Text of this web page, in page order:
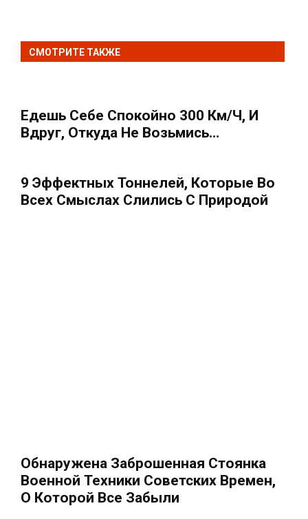
СМОТРИТЕ ТАКЖЕ
Едешь Себе Спокойно 300 Км/ч, И
Вдруг, Откуда Не Возьмись…
9 Эффектных Тоннелей, Которые Во
Всех Смыслах Слились С Природой
Обнаружена Заброшенная Стоянка
Военной Техники Советских Времен,
О Которой Все Забыли